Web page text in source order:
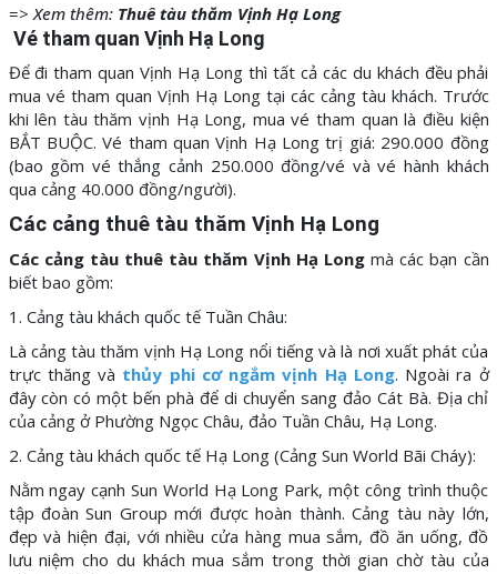
=> Xem thêm: Thuê tàu thăm Vịnh Hạ Long
Vé tham quan Vịnh Hạ Long
Để đi tham quan Vịnh Hạ Long thì tất cả các du khách đều phải
mua vé tham quan Vịnh Hạ Long tại các cảng tàu khách. Trước
khi lên tàu thăm vịnh Hạ Long, mua vé tham quan là điều kiện
BẮT BUỘC. Vé tham quan Vịnh Hạ Long trị giá: 290.000 đồng
(bao gồm vé thắng cảnh 250.000 đồng/vé và vé hành khách
qua cảng 40.000 đồng/người).
Các cảng thuê tàu thăm Vịnh Hạ Long
Các cảng tàu thuê tàu thăm Vịnh Hạ Longmà các bạn cần
biết bao gồm:
1. Cảng tàu khách quốc tế Tuần Châu:
Là cảng tàu thăm vịnh Hạ Long nổi tiếng và là nơi xuất phát của
trực thăng và thủy phi cơ ngắm vịnh Hạ Long. Ngoài ra ở
đây còn có một bến phà để di chuyển sang đảo Cát Bà. Địa chỉ
của cảng ở Phường Ngọc Châu, đảo Tuần Châu, Hạ Long.
2. Cảng tàu khách quốc tế Hạ Long (Cảng Sun World Bãi Cháy):
Nằm ngay cạnh Sun World Hạ Long Park, một công trình thuộc
tập đoàn Sun Group mới được hoàn thành. Cảng tàu này lớn,
đẹp và hiện đại, với nhiều cửa hàng mua sắm, đồ ăn uống, đồ
lưu niệm cho du khách mua sắm trong thời gian chờ tàu của